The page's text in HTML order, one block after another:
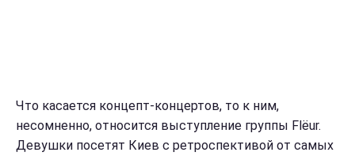
Что касается концепт-концертов, то к ним,
несомненно, относится выступление группы Flёur.
Девушки посетят Киев с ретроспективой от самых